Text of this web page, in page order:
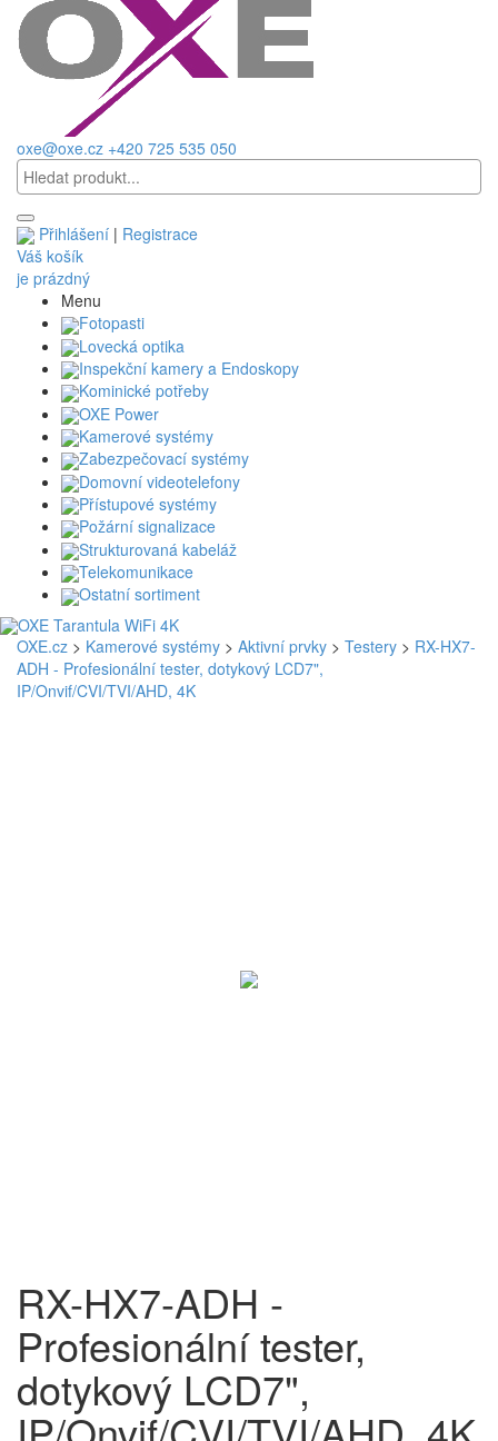
oxe@oxe.cz +420 725 535 050
Přihlášení | Registrace
Váš košík
je prázdný
Menu
Fotopasti
Lovecká optika
Inspekční kamery a Endoskopy
Kominické potřeby
OXE Power
Kamerové systémy
Zabezpečovací systémy
Domovní videotelefony
Přístupové systémy
Požární signalizace
Strukturovaná kabeláž
Telekomunikace
Ostatní sortiment
OXE.cz > Kamerové systémy > Aktivní prvky > Testery > RX-HX7-
ADH - Profesionální tester, dotykový LCD7",
IP/Onvif/CVI/TVI/AHD, 4K
RX-HX7-ADH -
Profesionální tester,
dotykový LCD7",